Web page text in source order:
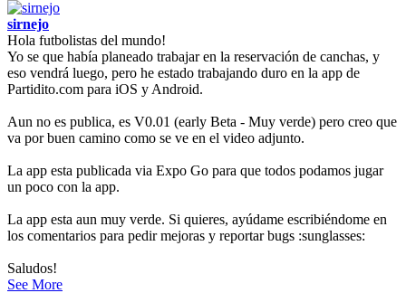
sirnejo
Hola futbolistas del mundo!
Yo se que había planeado trabajar en la reservación de canchas, y
eso vendrá luego, pero he estado trabajando duro en la app de
Partidito.com para iOS y Android.
Aun no es publica, es V0.01 (early Beta - Muy verde) pero creo que
va por buen camino como se ve en el video adjunto.
La app esta publicada via Expo Go para que todos podamos jugar
un poco con la app.
La app esta aun muy verde. Si quieres, ayúdame escribiéndome en
los comentarios para pedir mejoras y reportar bugs :sunglasses:
Saludos!
See More